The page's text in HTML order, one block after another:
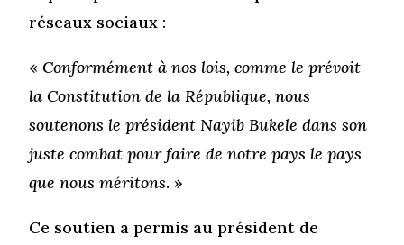
réseaux sociaux :
«Conformément à nos lois, comme le prévoit
la Constitution de la République, nous
soutenons le président Nayib Bukele dans son
juste combat pour faire de notre pays le pays
que nous méritons. »
Ce soutien a permis au président de